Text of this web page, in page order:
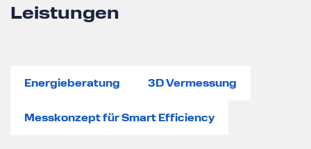
Leistungen
Energieberatung 3D Vermessung
Messkonzept für Smart Efficiency